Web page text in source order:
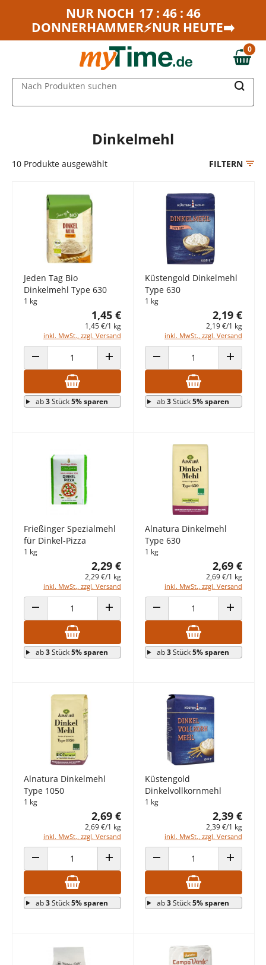
Zum Hauptinhalt springen
Zur Navigation springen
NUR NOCH 17 : 46 : 46
DONNERHAMMER⚡NUR HEUTE➡️
0,00 €
0
Nach Produkten suchen
Dinkelmehl
10 Produkte ausgewählt FILTERN
Jeden Tag Bio
Dinkelmehl Type 630
1 kg
1,45 €
1,45 €/1 kg
inkl. MwSt., zzgl. Versand
ANZAHL VERRINGERN ANZAHL ERHÖHEN
ab3Stück5% sparen
Küstengold Dinkelmehl
Type 630
1 kg
2,19 €
2,19 €/1 kg
inkl. MwSt., zzgl. Versand
ANZAHL VERRINGERN ANZAHL
ab3Stück5% sparen
Frießinger Spezialmehl
für Dinkel-Pizza
1 kg
2,29 €
2,29 €/1 kg
inkl. MwSt., zzgl. Versand
ANZAHL VERRINGERN ANZAHL ERHÖHEN
ab3Stück5% sparen
Alnatura Dinkelmehl
Type 630
1 kg
2,69 €
2,69 €/1 kg
inkl. MwSt., zzgl. Versand
ANZAHL VERRINGERN ANZAHL
ab3Stück5% sparen
Alnatura Dinkelmehl
Type 1050
1 kg
2,69 €
2,69 €/1 kg
inkl. MwSt., zzgl. Versand
ANZAHL VERRINGERN ANZAHL ERHÖHEN
ab3Stück5% sparen
Küstengold
Dinkelvollkornmehl
1 kg
2,39 €
2,39 €/1 kg
inkl. MwSt., zzgl. Versand
ANZAHL VERRINGERN ANZAHL
ab3Stück5% sparen